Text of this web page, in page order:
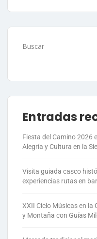
Buscar
Entradas
Fiesta del Camino 2026
Alegría y Cultura en la
Visita guiada casco
experiencias rutas en
XXII Ciclo Músicas en la
y Montaña con Guías